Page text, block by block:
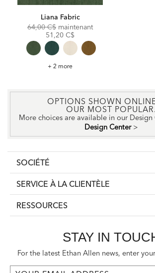
Liana Fabric
Original
64,00 C$ maintenantDiscounted
51,20 C$
Liana
+ 2 more
OPTIONS SHOWN
OUR MOST POPULAR.
More choices are available in our Design
Design Center >
SOCIÉTÉ
SERVICE À LA CLIENTÈLE
RESSOURCES
STAY IN
For the latest Ethan Allen news, enter